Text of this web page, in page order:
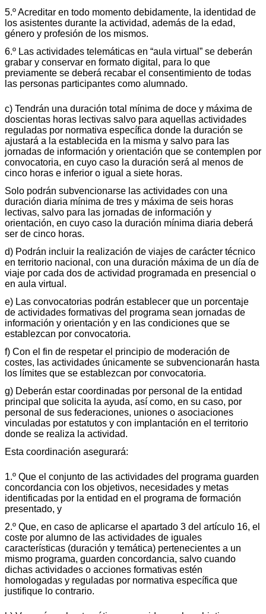
5.º Acreditar en todo momento debidamente, la identidad de
los asistentes durante la actividad, además de la edad,
género y profesión de los mismos.
6.º Las actividades telemáticas en “aula virtual” se deberán
grabar y conservar en formato digital, para lo que
previamente se deberá recabar el consentimiento de todas
las personas participantes como alumnado.
c) Tendrán una duración total mínima de doce y máxima de
doscientas horas lectivas salvo para aquellas actividades
reguladas por normativa específica donde la duración se
ajustará a la establecida en la misma y salvo para las
jornadas de información y orientación que se contemplen por
convocatoria, en cuyo caso la duración será al menos de
cinco horas e inferior o igual a siete horas.
Solo podrán subvencionarse las actividades con una
duración diaria mínima de tres y máxima de seis horas
lectivas, salvo para las jornadas de información y
orientación, en cuyo caso la duración mínima diaria deberá
ser de cinco horas.
d) Podrán incluir la realización de viajes de carácter técnico
en territorio nacional, con una duración máxima de un día de
viaje por cada dos de actividad programada en presencial o
en aula virtual.
e) Las convocatorias podrán establecer que un porcentaje
de actividades formativas del programa sean jornadas de
información y orientación y en las condiciones que se
establezcan por convocatoria.
f) Con el fin de respetar el principio de moderación de
costes, las actividades únicamente se subvencionarán hasta
los límites que se establezcan por convocatoria.
g) Deberán estar coordinadas por personal de la entidad
principal que solicita la ayuda, así como, en su caso, por
personal de sus federaciones, uniones o asociaciones
vinculadas por estatutos y con implantación en el territorio
donde se realiza la actividad.
Esta coordinación asegurará:
1.º Que el conjunto de las actividades del programa guarden
concordancia con los objetivos, necesidades y metas
identificadas por la entidad en el programa de formación
presentado, y
2.º Que, en caso de aplicarse el apartado 3 del artículo 16, el
coste por alumno de las actividades de iguales
características (duración y temática) pertenecientes a un
mismo programa, guarden concordancia, salvo cuando
dichas actividades o acciones formativas estén
homologadas y reguladas por normativa específica que
justifique lo contrario.